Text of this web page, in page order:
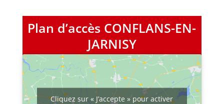
Plan d’accès CONFLANS-EN-
JARNISY
Cliquez sur « J’accepte » pour activer